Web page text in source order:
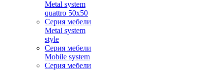
Metal system
quattro 50x50
Серия мебели
Metal system
style
Серия мебели
Mobile system
Серия мебели